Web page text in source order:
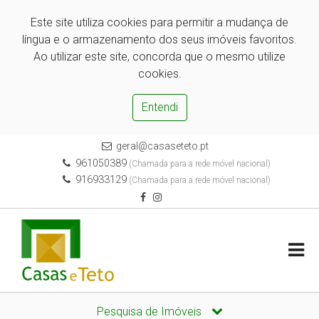
Este site utiliza cookies para permitir a mudança de
língua e o armazenamento dos seus imóveis favoritos.
Ao utilizar este site, concorda que o mesmo utilize
cookies.
Entendi
geral@casaseteto.pt
961050389 (Chamada para a rede móvel nacional)
916933129 (Chamada para a rede móvel nacional)
Pesquisa de Imóveis